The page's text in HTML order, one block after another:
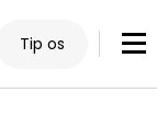
Tip os